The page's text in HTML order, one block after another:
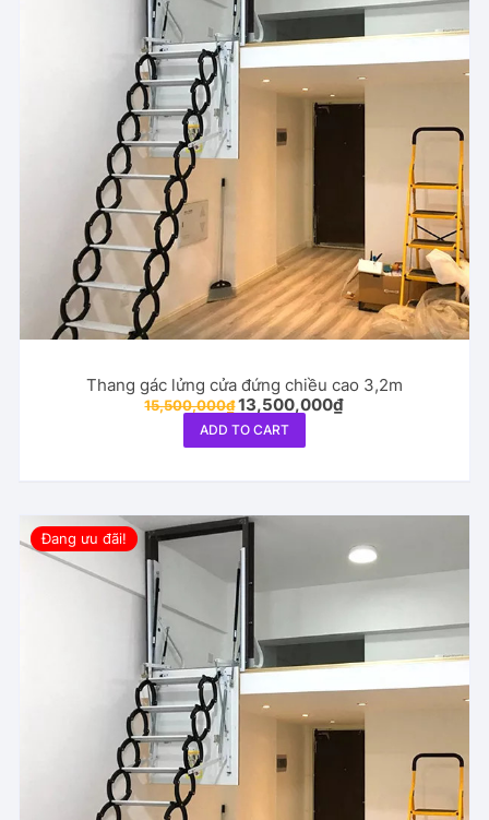
Thang gác lửng cửa đứng chiều cao 3,2m
15,500,000₫Original
price
was:
15,500,000₫.
13,500,000₫Current
ADD TO CART
Đang ưu đãi!